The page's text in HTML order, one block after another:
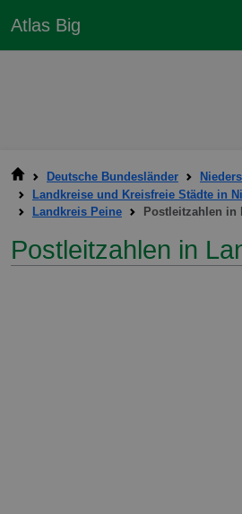
Atlas Big
Deutsche Bundesländer
Landkreise und Kreisfreie Städte in
Landkreis Peine
Postleitzahlen in
Postleitzahlen in